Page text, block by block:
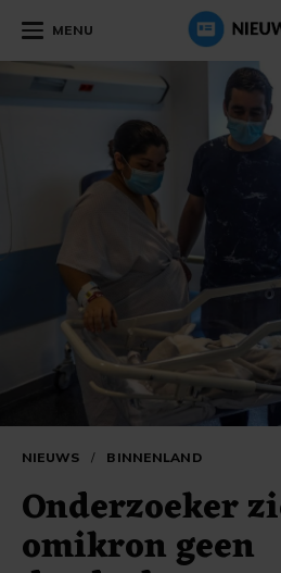
MENU
NIEUWS / BINNENLAND
Onderzoeker
omikron geen